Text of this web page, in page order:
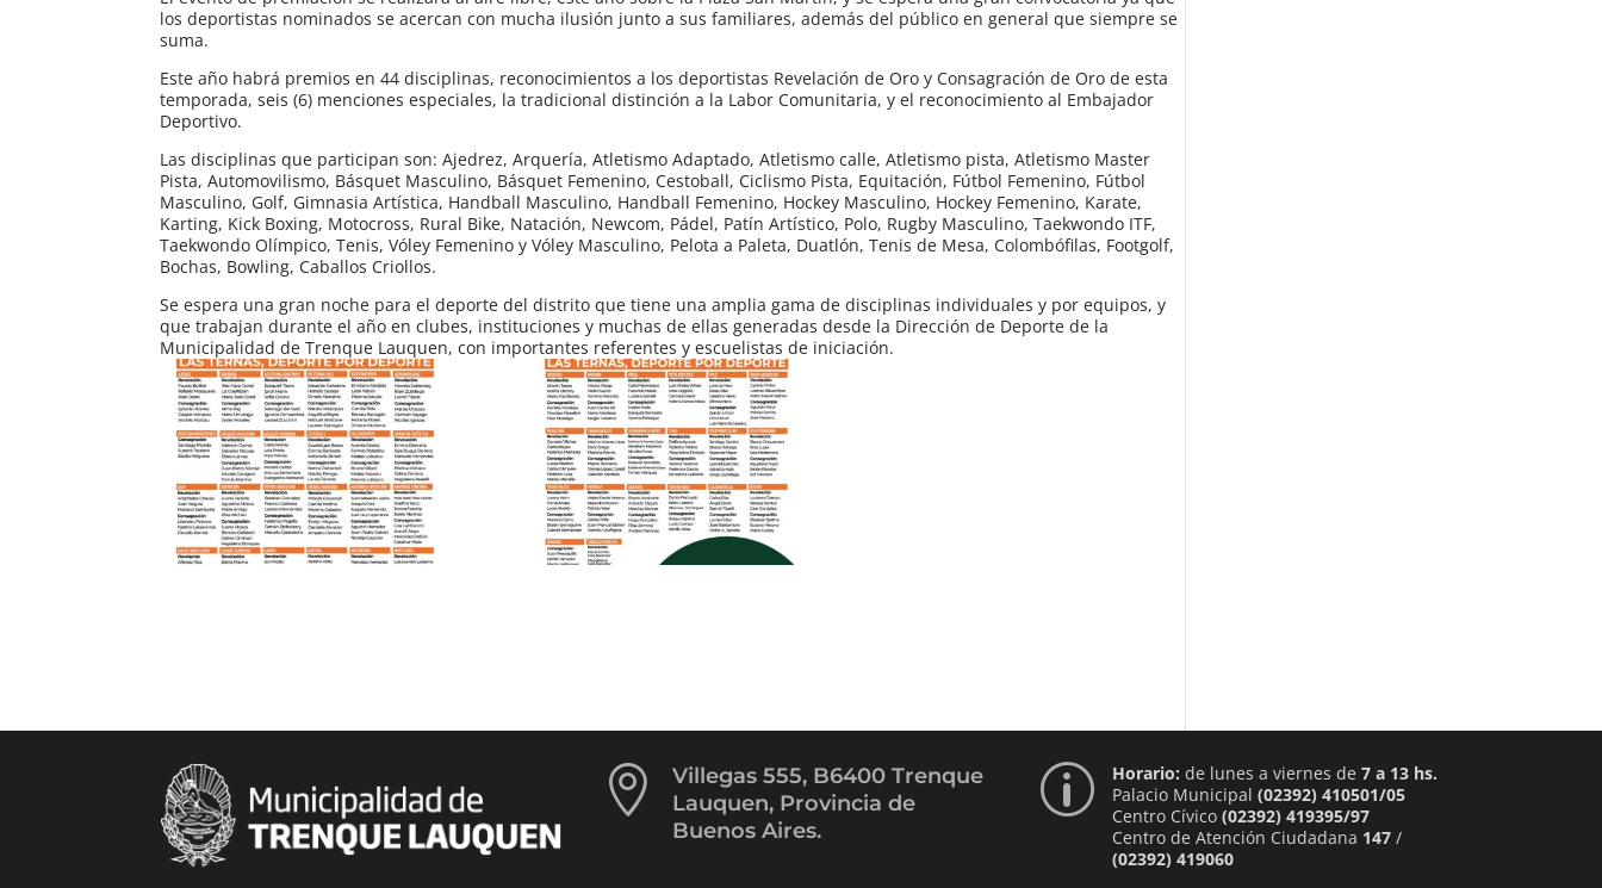
los deportistas nominados se acercan con mucha ilusión junto a sus familiares, además del público en general que siempre se
suma.
Este año habrá premios en 44 disciplinas, reconocimientos a los deportistas Revelación de Oro y Consagración de Oro de esta
temporada, seis (6) menciones especiales, la tradicional distinción a la Labor Comunitaria, y el reconocimiento al Embajador
Deportivo.
Las disciplinas que participan son: Ajedrez, Arquería, Atletismo Adaptado, Atletismo calle, Atletismo pista, Atletismo Master
Pista, Automovilismo, Básquet Masculino, Básquet Femenino, Cestoball, Ciclismo Pista, Equitación, Fútbol Femenino, Fútbol
Masculino, Golf, Gimnasia Artística, Handball Masculino, Handball Femenino, Hockey Masculino, Hockey Femenino, Karate,
Karting, Kick Boxing, Motocross, Rural Bike, Natación, Newcom, Pádel, Patín Artístico, Polo, Rugby Masculino, Taekwondo ITF,
Taekwondo Olímpico, Tenis, Vóley Femenino y Vóley Masculino, Pelota a Paleta, Duatlón, Tenis de Mesa, Colombófilas, Footgolf,
Bochas, Bowling, Caballos Criollos.
Se espera una gran noche para el deporte del distrito que tiene una amplia gama de disciplinas individuales y por equipos, y
que trabajan durante el año en clubes, instituciones y muchas de ellas generadas desde la Dirección de Deporte de la
Municipalidad de Trenque Lauquen, con importantes referentes y escuelistas de iniciación.

Villegas 555, B6400 Trenque
Lauquen, Provincia de
Buenos Aires.
p Horario: de lunes a viernes de 7 a 13 hs.
Palacio Municipal (02392) 410501/05
Centro Cívico (02392) 419395/97
Centro de Atención Ciudadana 147/
(02392) 419060